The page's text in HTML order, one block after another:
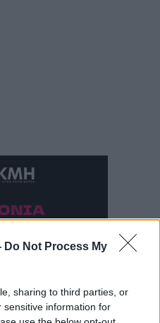
Do Not Process My
sharing to third parties, or
sensitive information for